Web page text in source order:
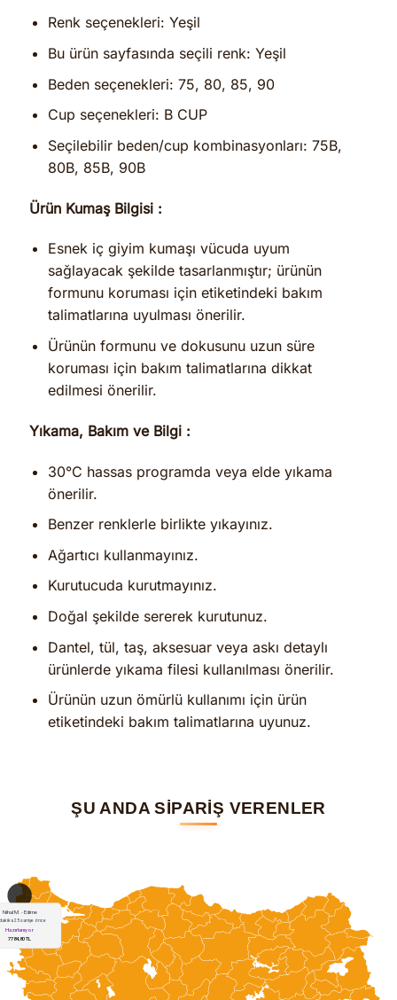
Renk seçenekleri: Yeşil
Bu ürün sayfasında seçili renk: Yeşil
Beden seçenekleri: 75, 80, 85, 90
Cup seçenekleri: B CUP
Seçilebilir beden/cup kombinasyonları: 75B,
80B, 85B, 90B
Ürün Kumaş Bilgisi :
Esnek iç giyim kumaşı vücuda uyum
sağlayacak şekilde tasarlanmıştır; ürünün
formunu koruması için etiketindeki bakım
talimatlarına uyulması önerilir.
Ürünün formunu ve dokusunu uzun süre
koruması için bakım talimatlarına dikkat
edilmesi önerilir.
Yıkama, Bakım ve Bilgi :
30°C hassas programda veya elde yıkama
önerilir.
Benzer renklerle birlikte yıkayınız.
Ağartıcı kullanmayınız.
Kurutucuda kurutmayınız.
Doğal şekilde sererek kurutunuz.
Dantel, tül, taş, aksesuar veya askı detaylı
ürünlerde yıkama filesi kullanılması önerilir.
Ürünün uzun ömürlü kullanımı için ürün
etiketindeki bakım talimatlarına uyunuz.
ŞU ANDA SİPARİŞ VERENLER